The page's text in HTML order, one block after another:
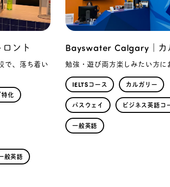
ント
で、落ち着い
化
般英語
Bayswater Calgary｜カ
勉強・遊び両方楽しみたい方に
IELTSコース カルガリー
パスウェイ ビジネス英語コ
一般英語